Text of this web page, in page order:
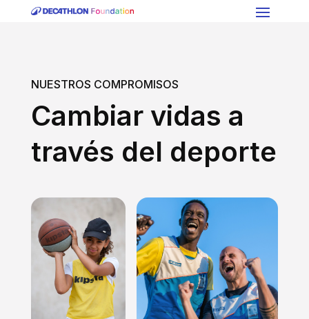
NUESTROS COMPROMISOS
Cambiar vidas a
través del deporte